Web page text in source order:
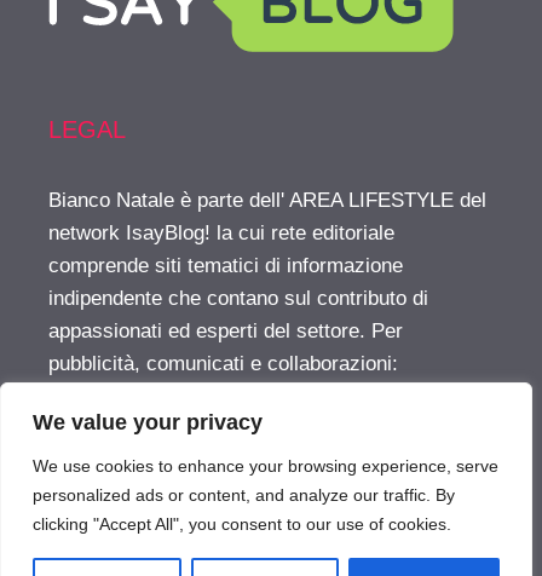
We value your privacy
We use cookies to enhance your browsing experience, serve
personalized ads or content, and analyze our traffic. By
clicking "Accept All", you consent to our use of cookies.
LEGAL
Bianco Natale è parte dell' AREA LIFESTYLE del
network IsayBlog! la cui rete editoriale
comprende siti tematici di informazione
indipendente che contano sul contributo di
appassionati ed esperti del settore. Per
pubblicità, comunicati e collaborazioni:
LIFESTYLE AREA inside the IsayBlog! network
For advertising, press releases and other
opportunities:info@isayblog.com